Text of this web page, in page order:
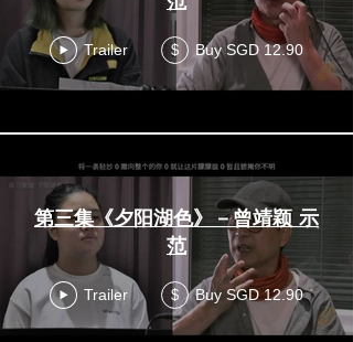
Trailer $ Buy SGD 12.90
第三集《夕阳湖色》－曾靖颖 示
范
Trailer $ Buy SGD 12.90